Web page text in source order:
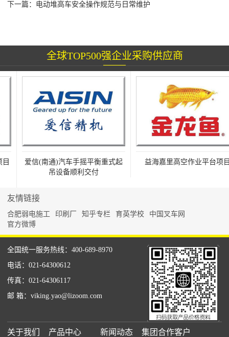
下一篇： 电动堆高车安全操作规范与日常维护
全球TOP500强企业采购供应商
爱信(南通)汽车手摇平衡重式起
吊设备顺利交付
益海嘉里高空作业平台项目
友情链接
合肥弱电施工 印刷厂 知乎专栏 育英学校
中国叉车网
官方微博
全国统一服务热线：400-689-8970
电话：021-64300612
传真：021-64306117
邮 箱：viking.yao@lizoom.com
关于我们 产品中心 新闻动态 集团合作客户